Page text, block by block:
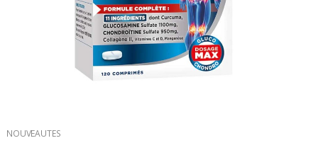
NOUVEAUTES